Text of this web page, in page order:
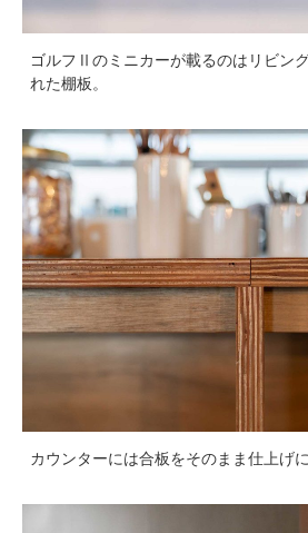
ゴルフⅡのミニカーが載るのはリビン
れた棚板。
カウンターには合板をそのまま仕上げに